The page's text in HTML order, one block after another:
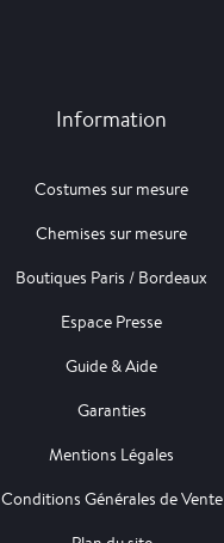
Information
Costumes sur mesure
Chemises sur mesure
Boutiques Paris / Bordeaux
Espace Presse
Guide & Aide
Garanties
Mentions Légales
Conditions Générales de Vente